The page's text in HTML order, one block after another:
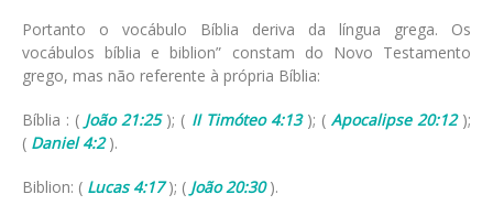
Portanto o vocábulo Bíblia deriva da língua grega. Os
vocábulos bíblia e biblion” constam do Novo Testamento
grego, mas não referente à própria Bíblia:
Bíblia : ( João 21:25); ( II Timóteo 4:13); ( Apocalipse 20:12);
( Daniel 4:2).
Biblion: ( Lucas 4:17); ( João 20:30).